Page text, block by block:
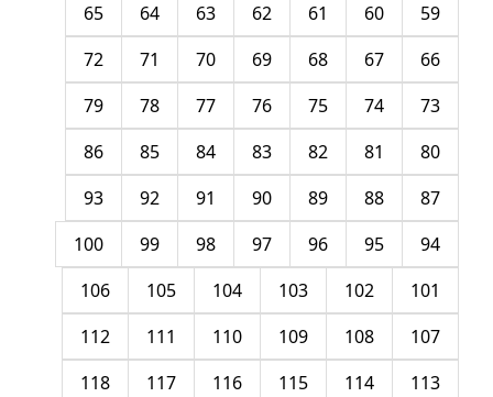
59
60
61
62
63
64
65
66
67
68
69
70
71
72
73
74
75
76
77
78
79
80
81
82
83
84
85
86
87
88
89
90
91
92
93
94
95
96
97
98
99
100
101
102
103
104
105
106
107
108
109
110
111
112
113
114
115
116
117
118